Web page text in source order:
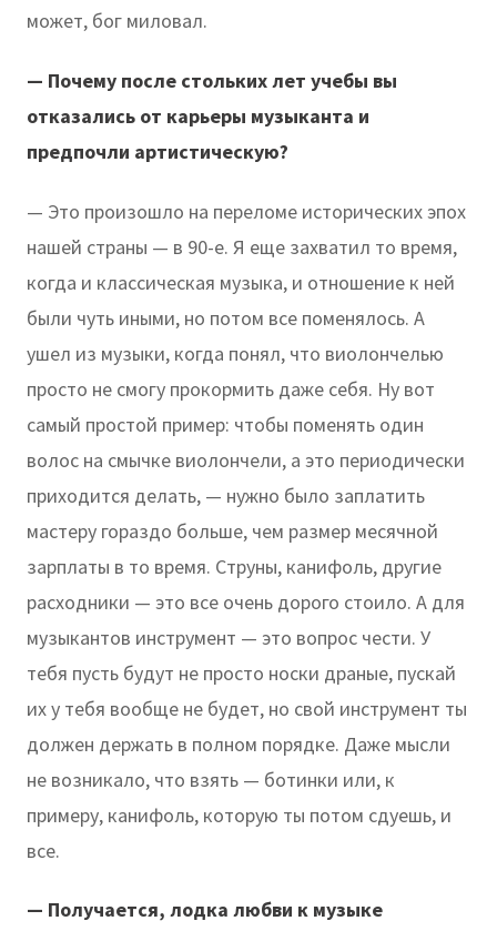
может, бог миловал.
— Почему после стольких лет учебы вы
отказались от карьеры музыканта и
предпочли артистическую?
— Это произошло на переломе исторических эпох
нашей страны — в 90-е. Я еще захватил то время,
когда и классическая музыка, и отношение к ней
были чуть иными, но потом все поменялось. А
ушел из музыки, когда понял, что виолончелью
просто не смогу прокормить даже себя. Ну вот
самый простой пример: чтобы поменять один
волос на смычке виолончели, а это периодически
приходится делать, — нужно было заплатить
мастеру гораздо больше, чем размер месячной
зарплаты в то время. Струны, канифоль, другие
расходники — это все очень дорого стоило. А для
музыкантов инструмент — это вопрос чести. У
тебя пусть будут не просто носки драные, пускай
их у тебя вообще не будет, но свой инструмент ты
должен держать в полном порядке. Даже мысли
не возникало, что взять — ботинки или, к
примеру, канифоль, которую ты потом сдуешь, и
все.
— Получается, лодка любви к музыке